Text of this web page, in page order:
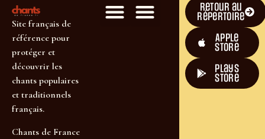
Site français de
référence pour
protéger et
découvrir les
chants populaires
et traditionnels
français.
Chants de France
Retour au
répertoire
Apple
Store
plays
store